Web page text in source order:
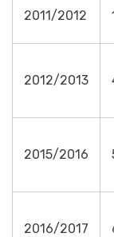
2011/2012
2012/2013
2015/2016
2016/2017